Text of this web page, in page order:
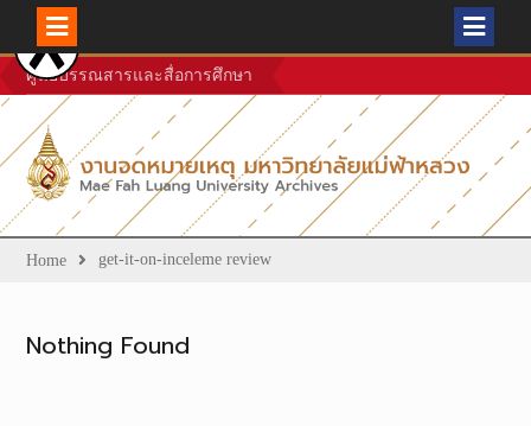
Skip
to
content
ศูนย์บรรณสารและสื่อการศึกษา
Home get-it-on-inceleme review
Nothing Found